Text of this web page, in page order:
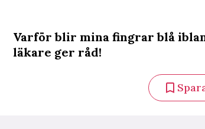
Varför blir mina fingrar blå
läkare ger råd!